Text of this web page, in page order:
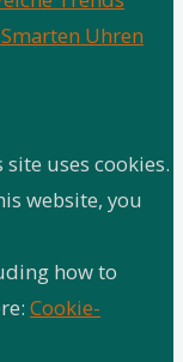
Uhren
site uses cookies.
website, you
how to
Cookie-